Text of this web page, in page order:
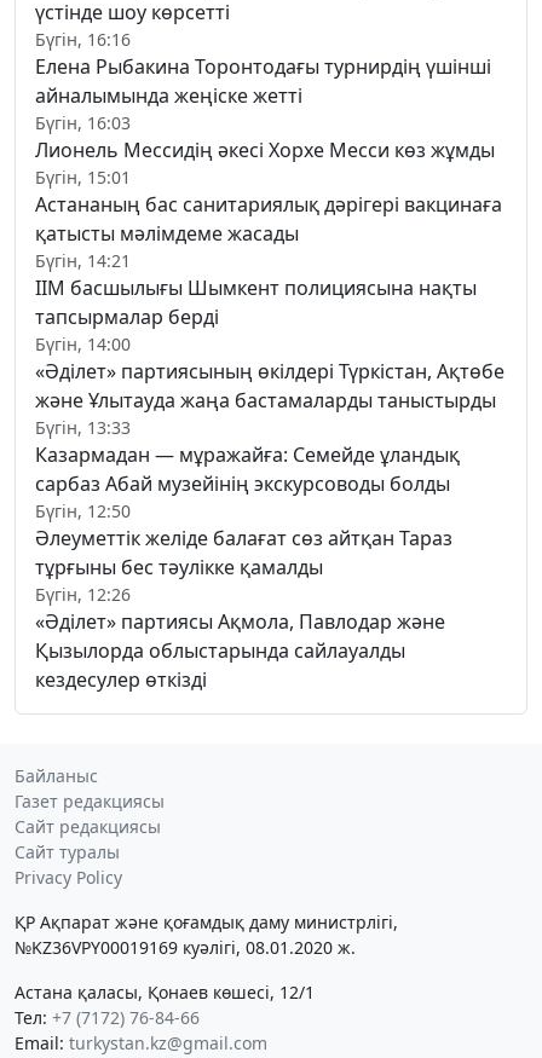
үстінде шоу көрсетті
Бүгін, 16:16
Елена Рыбакина Торонтодағы турнирдің үшінші
айналымында жеңіске жетті
Бүгін, 16:03
Лионель Мессидің әкесі Хорхе Месси көз жұмды
Бүгін, 15:01
Астананың бас санитариялық дәрігері вакцинаға
қатысты мәлімдеме жасады
Бүгін, 14:21
ІІМ басшылығы Шымкент полициясына нақты
тапсырмалар берді
Бүгін, 14:00
«Әділет» партиясының өкілдері Түркістан, Ақтөбе
және Ұлытауда жаңа бастамаларды таныстырды
Бүгін, 13:33
Казармадан — мұражайға: Семейде ұландық
сарбаз Абай музейінің экскурсоводы болды
Бүгін, 12:50
Әлеуметтік желіде балағат сөз айтқан Тараз
тұрғыны бес тәулікке қамалды
Бүгін, 12:26
«Әділет» партиясы Ақмола, Павлодар және
Қызылорда облыстарында сайлауалды
кездесулер өткізді
Байланыс
Газет редакциясы
Сайт редакциясы
Сайт туралы
Privacy Policy
ҚР Ақпарат және қоғамдық даму министрлігі,
№KZ36VPY00019169 куәлігі, 08.01.2020 ж.
Астана қаласы, Қонаев көшесі, 12/1
Тел: +7 (7172) 76-84-66
Email: turkystan.kz@gmail.com